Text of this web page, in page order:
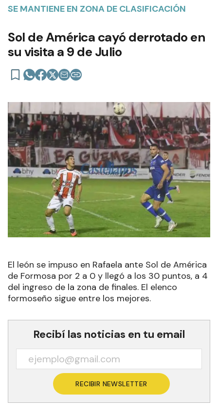
SE MANTIENE EN ZONA DE CLASIFICACIÓN
Sol de América cayó derrotado en
su visita a 9 de Julio
El león se impuso en Rafaela ante Sol de América
de Formosa por 2 a 0 y llegó a los 30 puntos, a 4
del ingreso de la zona de finales. El elenco
formoseño sigue entre los mejores.
Recibí las noticias en tu email
RECIBIR NEWSLETTER